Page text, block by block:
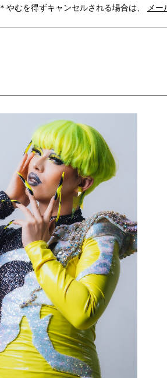
＊やむを得ずキャンセルされる場合は、 メー